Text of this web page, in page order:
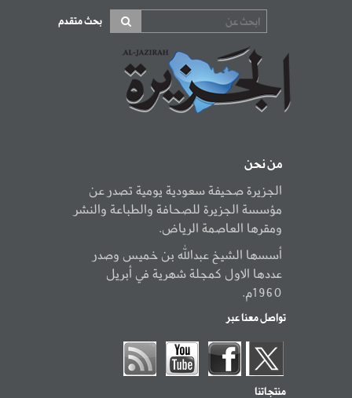
بحث متقدم
من نحن
الجزيرة صحيفة سعودية يومية تصدر عن
مؤسسة الجزيرة للصحافة والطباعة والنشر
ومقرها العاصمة الرياض.
أسسها الشيخ عبدالله بن خميس وصدر
عددها الاول كمجلة شهرية في أبريل
1960م.
تواصل معنا عبر
منتجاتنا